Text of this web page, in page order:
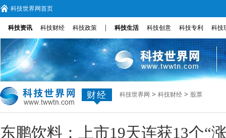
科技世界网首页
科技资讯 科技财经 科技政策 科技生活 科技创意 科技专利 科技
财经 科技世界网 > 科技财经 > 股票
东鹏饮料：上市19天连获13个“